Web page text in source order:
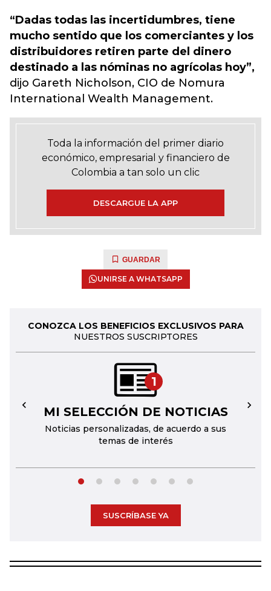
“Dadas todas las incertidumbres, tiene
mucho sentido que los comerciantes y los
distribuidores retiren parte del dinero
destinado a las nóminas no agrícolas hoy”,
dijo Gareth Nicholson, CIO de Nomura
International Wealth Management.
Toda la información del primer diario
económico, empresarial y financiero de
Colombia a tan solo un clic
DESCARGUE LA APP
GUARDAR
UNIRSE A WHATSAPP
CONOZCA LOS BENEFICIOS EXCLUSIVOS PARA
NUESTROS SUSCRIPTORES
1
MI SELECCIÓN DE NOTICIAS
Noticias personalizadas, de acuerdo a sus
temas de interés
← →
SUSCRÍBASE YA